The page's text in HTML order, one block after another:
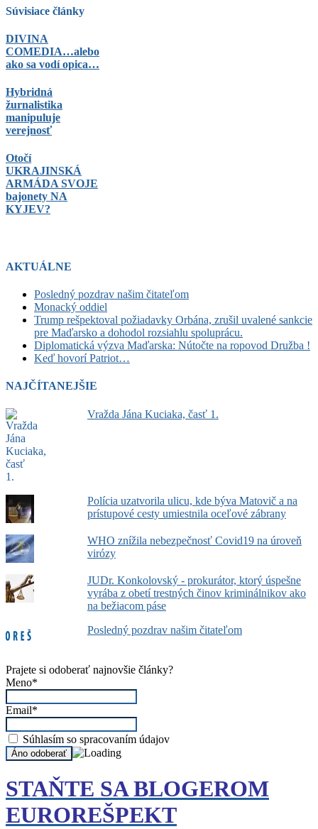
Súvisiace články
DIVINA
COMEDIA…alebo
ako sa vodí opica…
Hybridná
žurnalistika
manipuluje
verejnosť
Otočí
UKRAJINSKÁ
ARMÁDA SVOJE
bajonety NA
KYJEV?
AKTUÁLNE
Posledný pozdrav našim čitateľom
Monacký oddiel
Trump rešpektoval požiadavky Orbána, zrušil uvalené sankcie
pre Maďarsko a dohodol rozsiahlu spoluprácu.
Diplomatická výzva Maďarska: Nútočte na ropovod Družba !
Keď hovorí Patriot…
NAJČÍTANEJŠIE
Vražda Jána Kuciaka, časť 1.
Polícia uzatvorila ulicu, kde býva Matovič a na
prístupové cesty umiestnila oceľové zábrany
WHO znížila nebezpečnosť Covid19 na úroveň
virózy
JUDr. Konkolovský - prokurátor, ktorý úspešne
vyrába z obetí trestných činov kriminálnikov ako
na bežiacom páse
Posledný pozdrav našim čitateľom
Prajete si odoberať najnovšie články?
Meno*
Email*
Súhlasím so spracovaním údajov
STAŇTE SA BLOGEROM
EUROREŠPEKT